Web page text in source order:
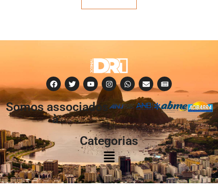
Somos associados
à:
Categorias